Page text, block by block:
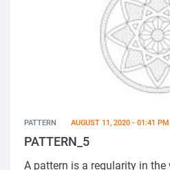
PATTERN AUGUST 11, 2020 - 01:41 PM
PATTERN_5
A pattern is a regularity in